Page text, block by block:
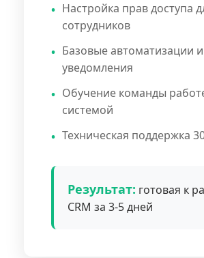
Настройка прав доступа
сотрудников
Базовые автоматизации и
уведомления
Обучение команды
системой
Техническая поддержка
Результат: готовая к
CRM за 3-5 дней